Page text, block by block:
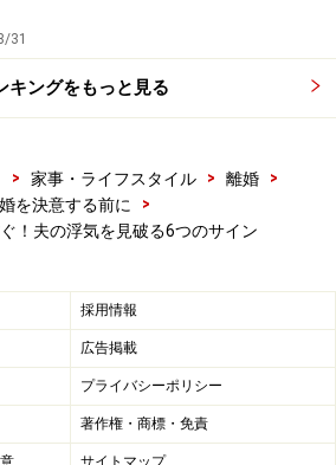
31
キングをもっと見る
> 家事・ライフスタイル > 離婚
>
を決意する前に
>
！夫の浮気を見破る6つのサイン
採用情報
広告掲載
プライバシーポリシー
著作権・商標・免責